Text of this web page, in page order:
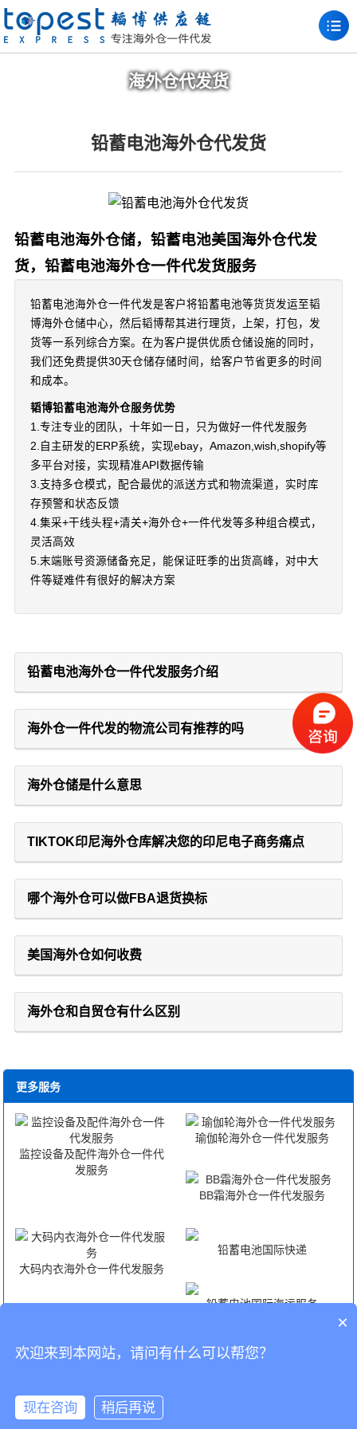
海外仓代发货
铅蓄电池海外仓代发货
铅蓄电池海外仓储，铅蓄电池美国海外仓代发
货，铅蓄电池海外仓一件代发货服务
铅蓄电池海外仓一件代发是客户将铅蓄电池等货货发运至韬
博海外仓储中心，然后韬博帮其进行理货，上架，打包，发
货等一系列综合方案。在为客户提供优质仓储设施的同时，
我们还免费提供30天仓储存储时间，给客户节省更多的时间
和成本。
韬博铅蓄电池海外仓服务优势
1.专注专业的团队，十年如一日，只为做好一件代发服务
2.自主研发的ERP系统，实现ebay，Amazon,wish,shopify等
多平台对接，实现精准API数据传输
3.支持多仓模式，配合最优的派送方式和物流渠道，实时库
存预警和状态反馈
4.集采+干线头程+清关+海外仓+一件代发等多种组合模式，
灵活高效
5.末端账号资源储备充足，能保证旺季的出货高峰，对中大
件等疑难件有很好的解决方案
铅蓄电池海外仓一件代发服务介绍
海外仓一件代发的物流公司有推荐的吗
海外仓储是什么意思
TIKTOK印尼海外仓库解决您的印尼电子商务痛点
哪个海外仓可以做FBA退货换标
美国海外仓如何收费
海外仓和自贸仓有什么区别
更多服务
监控设备及配件海外仓一件代
发服务
瑜伽轮海外仓一件代发服务
BB霜海外仓一件代发服务
大码内衣海外仓一件代发服务
铅蓄电池国际快递
铅蓄电池国际海运服务
铅蓄电池国际空运服务 铅蓄电池FBA头程
CopyRight © 深圳市韬博供应链有限公司
×
欢迎来到本网站，请问有什么可以帮您？
现在咨询 稍后再说